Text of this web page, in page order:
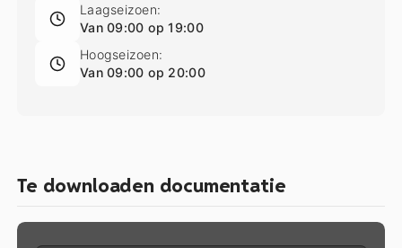
Laagseizoen:
Van 09:00 op 19:00
Hoogseizoen:
Van 09:00 op 20:00
Te downloaden documentatie